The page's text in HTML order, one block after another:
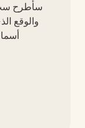
سأطرح ستّ
والوقع